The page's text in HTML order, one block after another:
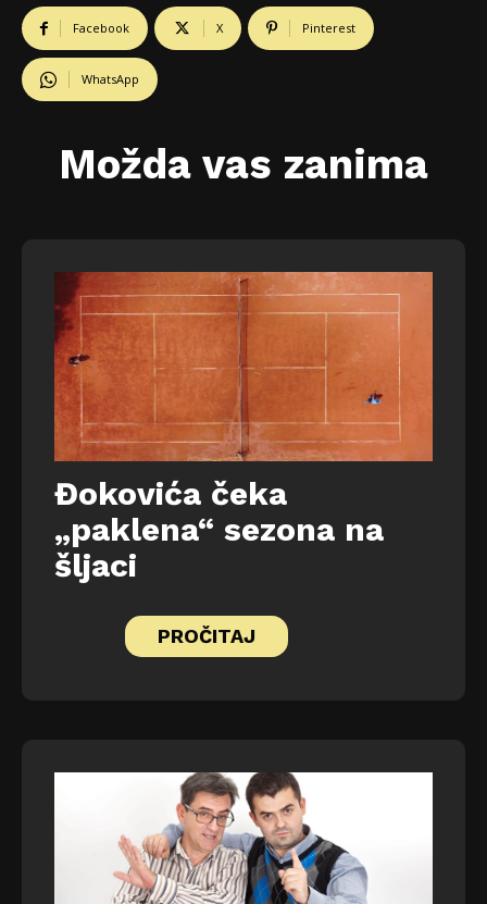
Facebook X Pinterest
WhatsApp
Možda vas zanima
Đokovića čeka
„paklena“ sezona na
šljaci
PROČITAJ